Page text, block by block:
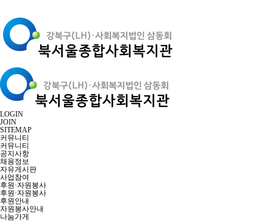
LOGIN
JOIN
SITEMAP
커뮤니티
커뮤니티
공지사항
채용정보
자유게시판
사업참여
후원·자원봉사
후원·자원봉사
후원안내
자원봉사안내
나눔가게